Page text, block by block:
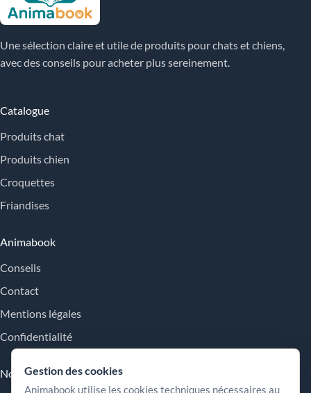
Une sélection claire et utile de produits pour chats et chiens,
avec des conseils pour acheter plus sereinement.
Catalogue
Produits chat
Produits chien
Croquettes
Friandises
Animabook
Conseils
Contact
Mentions légales
Confidentialité
Nos engagements
Gestion des cookies
Animabook utilise les cookies techniques nécessaires au